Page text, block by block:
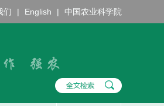
们 | English | 中国农业科学院